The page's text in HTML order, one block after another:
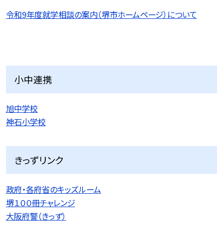
令和9年度就学相談の案内（堺市ホームページ）について
小中連携
旭中学校
神石小学校
きっずリンク
政府・各府省のキッズルーム
堺１００冊チャレンジ
大阪府警（きっず）